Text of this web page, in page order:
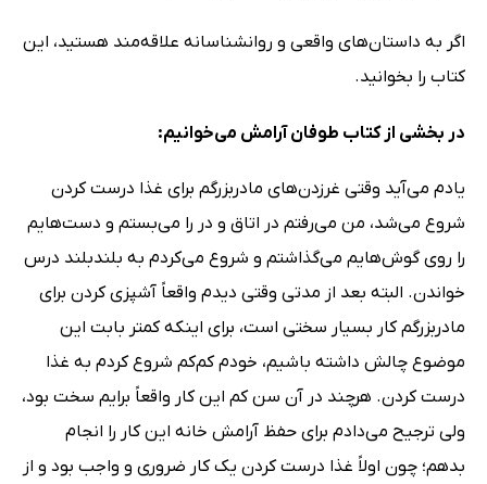
اگر به داستان‌های واقعی و روانشناسانه علاقه‌مند هستید، این
کتاب را بخوانید.
در بخشی از کتاب طوفان آرامش می‌خوانیم:
یادم می‌آید وقتی غرزدن‌های مادربزرگم برای غذا درست کردن
شروع می‌شد، من می‌رفتم در اتاق و در را می‌بستم و دست‌هایم
را روی گوش‌هایم می‌گذاشتم و شروع می‌کردم به بلندبلند درس
خواندن. البته بعد از مدتی وقتی دیدم واقعاً آشپزی ‌کردن برای
مادربزرگم کار بسیار سختی است، برای اینکه کمتر بابت این
موضوع چالش داشته باشیم، خودم کم‌کم شروع کردم به غذا
درست کردن. هر‌چند در آن سن کم این کار واقعاً برایم سخت بود،
ولی ترجیح می‌دادم برای حفظ آرامش خانه این کار را انجام
بدهم؛ چون اولاً غذا درست‌ کردن یک کار ضروری و واجب بود و از